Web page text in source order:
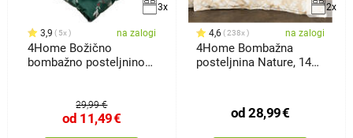
3x
3,9 5x na zalogi
4Home Božično
bombažno posteljnino
29,99 €
od 11,49€
2x
4,6 238x na zalogi
4Home Bombažna
posteljnina Nature, 140
od 28,99€